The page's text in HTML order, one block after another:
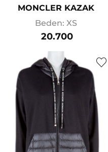
MONCLER KAZAK
Beden: XS
20.700